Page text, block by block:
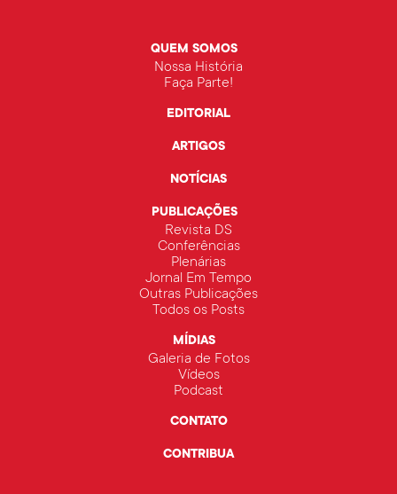
QUEM SOMOS
Nossa História
Faça Parte!
EDITORIAL
ARTIGOS
NOTÍCIAS
PUBLICAÇÕES
Revista DS
Conferências
Plenárias
Jornal Em Tempo
Outras Publicações
Todos os Posts
MÍDIAS
Galeria de Fotos
Vídeos
Podcast
CONTATO
CONTRIBUA